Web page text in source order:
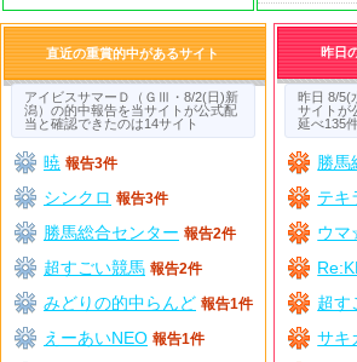
直近の重賞的中があるサイト
アイビスサマーＤ（ＧⅢ・8/2(日)新
潟）の的中報告を当サイトが公式配
当と確認できたのは14サイト
暁 報告3件
シンクロ 報告3件
勝馬総合センター 報告2件
超すごい競馬 報告2件
みどりの的中らんど 報告1件
えーあいNEO 報告1件
昨日
昨日 8/5(
サイトが
延べ135
勝馬
テキ
ウ
超す
サキ